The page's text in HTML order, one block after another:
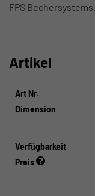
FPS Bechersystems.
Artikel
Art Nr.
Dimension
Verfügbarkeit
Preis